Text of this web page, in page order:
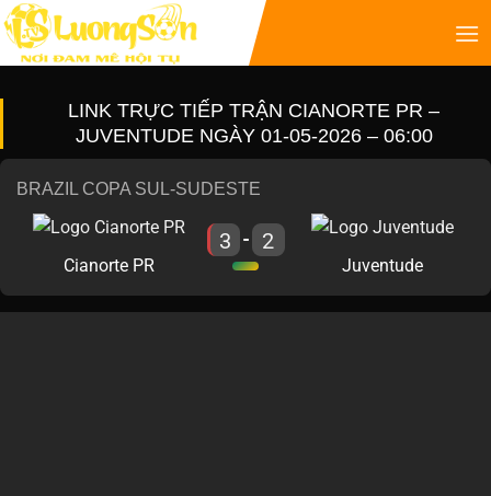
LINK TRỰC TIẾP TRẬN CIANORTE PR –
JUVENTUDE NGÀY 01-05-2026 – 06:00
BRAZIL COPA SUL-SUDESTE
Cianorte PR
3 - 2
Juventude